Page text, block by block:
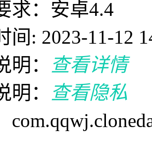
求：安卓4.4
间: 2023-11-12
明：
查看详情
明：
查看隐私